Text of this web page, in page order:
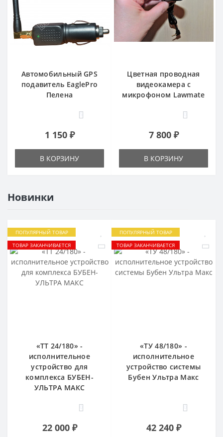
Автомобильный GPS
подавитель EaglePro
Пелена
5
1 150 ₽
В КОРЗИНУ
Цветная проводная
видеокамера с
микрофоном Lawmate
0
7 800 ₽
В КОРЗИНУ
Новинки
ПОПУЛЯРНЫЙ ТОВАР
ТОВАР ЗАКАНЧИВАЕТСЯ
«ТТ 24/180» -
исполнительное
устройство для
комплекса БУБЕН-
УЛЬТРА МАКС
0
22 000 ₽
ПОПУЛЯРНЫЙ ТОВАР
ТОВАР ЗАКАНЧИВАЕТСЯ
«ТУ 48/180» -
исполнительное
устройство системы
Бубен Ультра Макс
0
42 240 ₽